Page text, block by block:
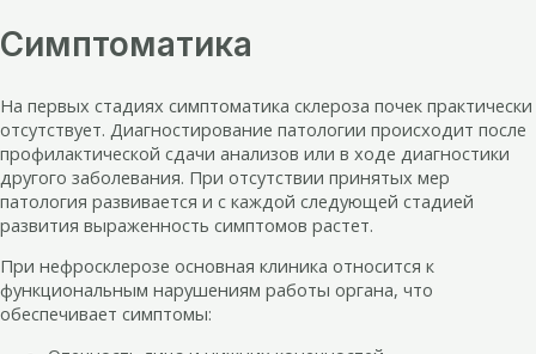
Симптоматика
На первых стадиях симптоматика склероза почек практически
отсутствует. Диагностирование патологии происходит после
профилактической сдачи анализов или в ходе диагностики
другого заболевания. При отсутствии принятых мер
патология развивается и с каждой следующей стадией
развития выраженность симптомов растет.
При нефросклерозе основная клиника относится к
функциональным нарушениям работы органа, что
обеспечивает симптомы: